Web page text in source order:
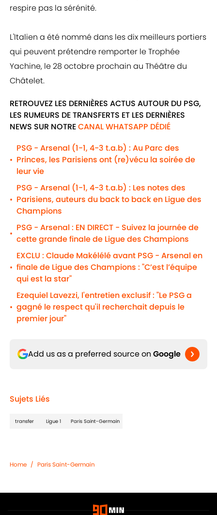
respire pas la sérénité.
L'Italien a été nommé dans les dix meilleurs portiers
qui peuvent prétendre remporter le Trophée
Yachine, le 28 octobre prochain au Théâtre du
Châtelet.
RETROUVEZ LES DERNIÈRES ACTUS AUTOUR DU PSG,
LES RUMEURS DE TRANSFERTS ET LES DERNIÈRES
NEWS SUR NOTRECANAL WHATSAPP DÉDIÉ
•
PSG - Arsenal (1-1, 4-3 t.a.b) : Au Parc des
Princes, les Parisiens ont (re)vécu la soirée de
leur vie
•
PSG - Arsenal (1-1, 4-3 t.a.b) : Les notes des
Parisiens, auteurs du back to back en Ligue des
Champions
•
PSG - Arsenal : EN DIRECT - Suivez la journée de
cette grande finale de Ligue des Champions
•
EXCLU : Claude Makélélé avant PSG - Arsenal en
finale de Ligue des Champions : "C’est l’équipe
qui est la star"
•
Ezequiel Lavezzi, l'entretien exclusif : "Le PSG a
gagné le respect qu'il recherchait depuis le
premier jour"
Add us as a preferred source on Google
Sujets Liés
transfer Ligue 1 Paris Saint-Germain
Home / Paris Saint-Germain